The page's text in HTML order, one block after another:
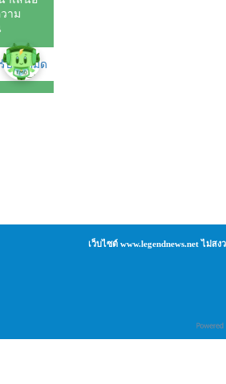
เว็บไซต์ www.legendnews.net ไม่